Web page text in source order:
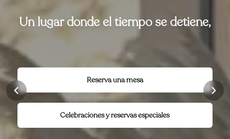
la calma se siente y un jardín mágico te
recibe.
Reserva una mesa
Celebraciones y reservas especiales